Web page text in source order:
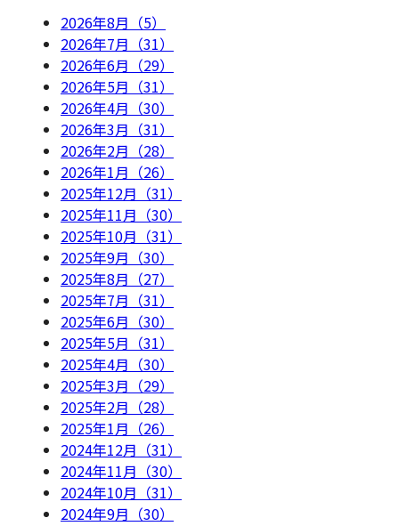
2026年8月（5）
2026年7月（31）
2026年6月（29）
2026年5月（31）
2026年4月（30）
2026年3月（31）
2026年2月（28）
2026年1月（26）
2025年12月（31）
2025年11月（30）
2025年10月（31）
2025年9月（30）
2025年8月（27）
2025年7月（31）
2025年6月（30）
2025年5月（31）
2025年4月（30）
2025年3月（29）
2025年2月（28）
2025年1月（26）
2024年12月（31）
2024年11月（30）
2024年10月（31）
2024年9月（30）